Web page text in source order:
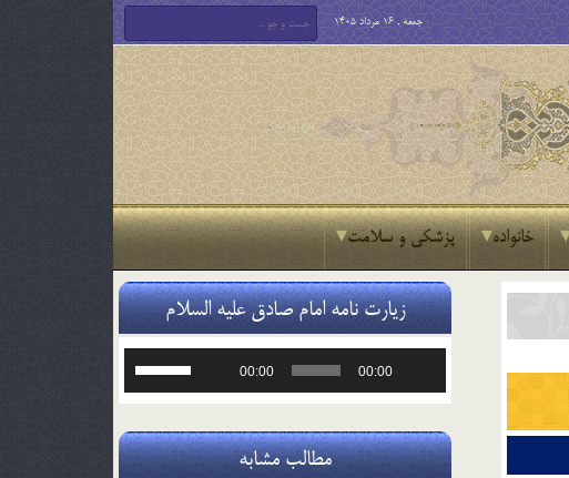
جمعه , 16 مرداد 1405
خانواده پزشکی و سلامت
زیارت نامه امام صادق علیه السلام
00:00
00:00
یا
صدا
مطالب مشابه